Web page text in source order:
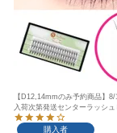
【D12,14mmのみ予約商品】
入荷次第発送センターラッシ
購入者